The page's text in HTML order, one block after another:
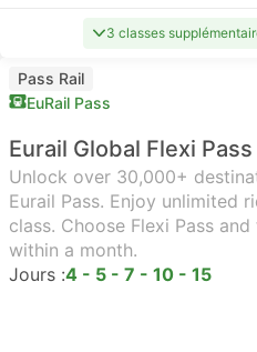
3 classes
Pass Rail
EuRail Pass
Eurail Global Flexi Pass
Unlock over 30,000+
Eurail Pass. Enjoy unlimited
class. Choose Flexi Pass
within a month.
Jours :4 - 5 - 7 - 10 - 15